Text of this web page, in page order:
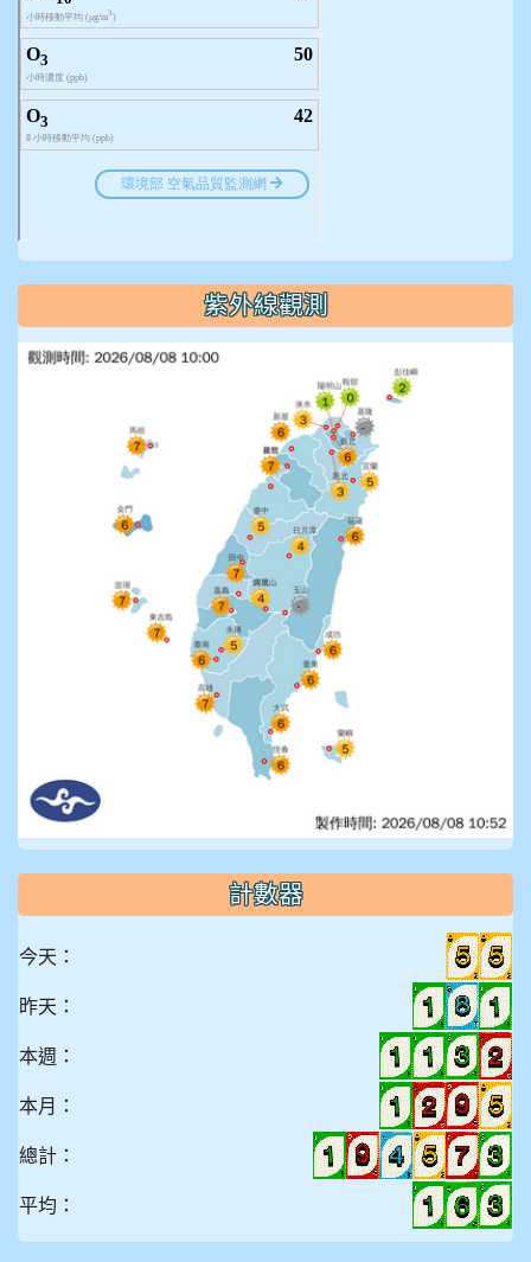
紫外線觀測
計數器
今天：
昨天：
本週：
本月：
總計：
平均：